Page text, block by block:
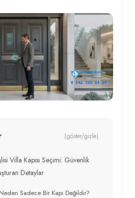
(göster/gizle)
Villa Kapısı Seçimi: Güvenlik
Detaylar
Sadece Bir Kapı Değildir?